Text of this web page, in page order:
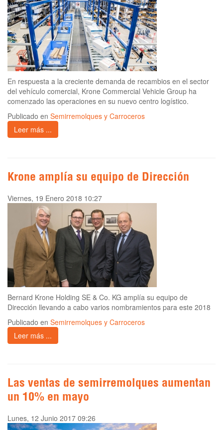
En respuesta a la creciente demanda de recambios en el sector
del vehículo comercial, Krone Commercial Vehicle Group ha
comenzado las operaciones en su nuevo centro logístico.
Publicado en Semirremolques y Carroceros
Leer más ...
Krone amplía su equipo de Dirección
Viernes, 19 Enero 2018 10:27
Bernard Krone Holding SE & Co. KG amplía su equipo de
Dirección llevando a cabo varios nombramientos para este 2018
Publicado en Semirremolques y Carroceros
Leer más ...
Las ventas de semirremolques aumentan
un 10% en mayo
Lunes, 12 Junio 2017 09:26